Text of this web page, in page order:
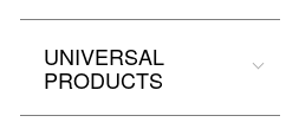
UNIVERSAL
PRODUCTS